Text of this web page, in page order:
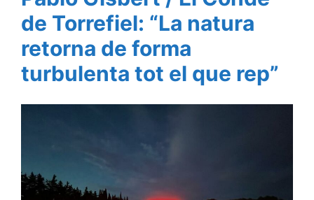
de Torrefiel: “La natura
retorna de forma
turbulenta tot el que rep”